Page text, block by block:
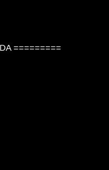
=========